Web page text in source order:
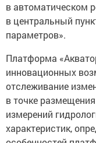
в автоматическом
в центральный
параметров».
Платформа
инновационных
отслеживание
в точке
измерений
характеристик,